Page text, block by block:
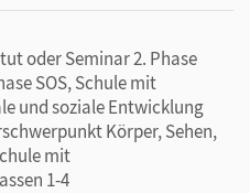
oder Seminar 2. Phase
SOS, Schule mit
und soziale Entwicklung
Körper, Sehen,
mit
1-4